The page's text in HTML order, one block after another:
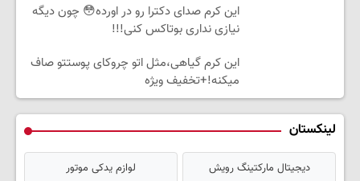
این کرم صدای دکترا رو در اورده😳 چون دیگه
نیازی نداری بوتاکس کنی!!!
این کرم گیاهی،مثل اتو چروکای پوستتو صاف
میکنه!+تخفیف ویژه
لینکستان
دیجیتال مارکتینگ رویش لوازم یدکی موتور